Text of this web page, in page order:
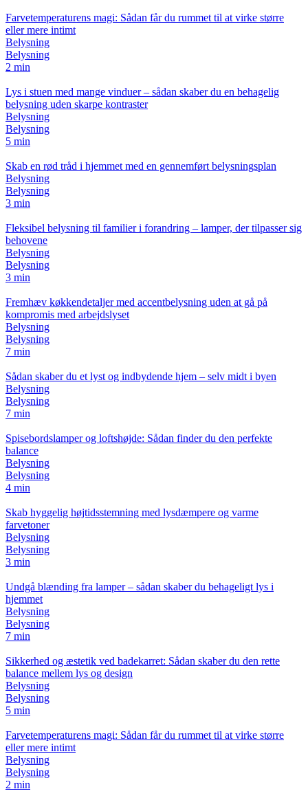
Farvetemperaturens magi: Sådan får du rummet til at virke større
eller mere intimt
Belysning
Belysning
2 min
Lys i stuen med mange vinduer – sådan skaber du en behagelig
belysning uden skarpe kontraster
Belysning
Belysning
5 min
Skab en rød tråd i hjemmet med en gennemført belysningsplan
Belysning
Belysning
3 min
Fleksibel belysning til familier i forandring – lamper, der tilpasser sig
behovene
Belysning
Belysning
3 min
Fremhæv køkkendetaljer med accentbelysning uden at gå på
kompromis med arbejdslyset
Belysning
Belysning
7 min
Sådan skaber du et lyst og indbydende hjem – selv midt i byen
Belysning
Belysning
7 min
Spisebordslamper og loftshøjde: Sådan finder du den perfekte
balance
Belysning
Belysning
4 min
Skab hyggelig højtidsstemning med lysdæmpere og varme
farvetoner
Belysning
Belysning
3 min
Undgå blænding fra lamper – sådan skaber du behageligt lys i
hjemmet
Belysning
Belysning
7 min
Sikkerhed og æstetik ved badekarret: Sådan skaber du den rette
balance mellem lys og design
Belysning
Belysning
5 min
Farvetemperaturens magi: Sådan får du rummet til at virke større
eller mere intimt
Belysning
Belysning
2 min